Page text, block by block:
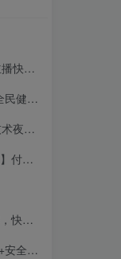
实操方法
手册
业课程
慢无
翻N倍
与病毒